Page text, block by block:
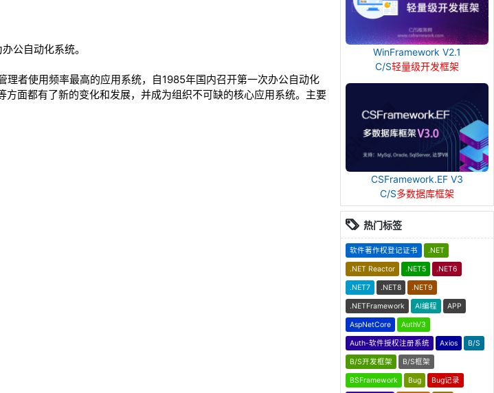
公自动化系统。
者使用频率最高的应用系统，自1985年国内召开第一次办公自动化
面都有了新的变化和发展，并成为组织不可缺的核心应用系统。主要
WinFramework V2.1
C/S轻量级开发框架
CSFramework.EF V3
C/S多数据库框架
热门标签
软件著作权登记证书 .NET
.NET Reactor .NET5 .NET6
.NET7 .NET8 .NET9
.NETFramework AI编程 APP
AspNetCore AuthV3
Auth-软件授权注册系统 Axios B/S
B/S开发框架 B/S框架
BSFramework Bug Bug记录